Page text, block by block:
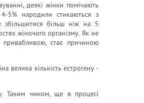
деякі жінки помічають
5% народили стикаються з
більш ніж на 5
жіночого організму. Як не
стає причиною
велика кількість естрогену -
Таким чином, ще в процесі